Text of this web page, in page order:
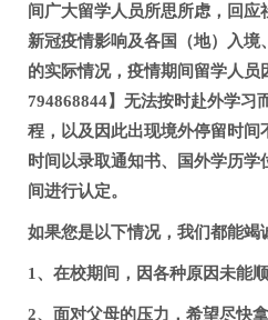
间广大留学人员所思所虑，回应
新冠疫情影响及各国（地）入境
的实际情况，疫情期间留学人员
794868844】无法按时赴外学习
程，以及因此出现境外停留时间
时间以录取通知书、国外学历
间进行认定。
如果您是以下情况，我们都能竭
1、在校期间，因各种原因未能
2、面对父母的压力，希望尽快拿